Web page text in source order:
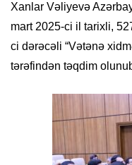
Xanlar Vəliyevə
mart 2025-ci il tarixli,
ci dərəcəli “Vətənə
tərəfindən təqdim